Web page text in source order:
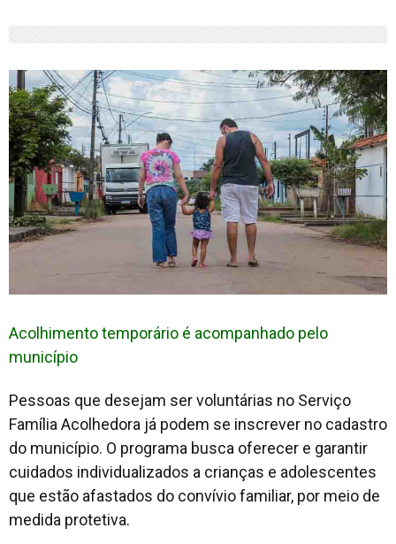
Acolhimento temporário é acompanhado pelo
município
Pessoas que desejam ser voluntárias no Serviço
Família Acolhedora já podem se inscrever no cadastro
do município. O programa busca oferecer e garantir
cuidados individualizados a crianças e adolescentes
que estão afastados do convívio familiar, por meio de
medida protetiva.